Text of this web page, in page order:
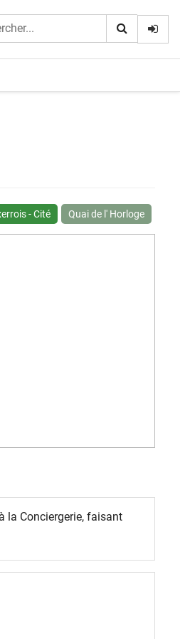
- Cité Quai de l' Horloge
la Conciergerie, faisant